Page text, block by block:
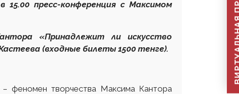
15.00 пресс-конференция с Максимом
«Принадлежит ли искусство
(входные билеты 1500 тенге).
феномен творчества Максима Кантора